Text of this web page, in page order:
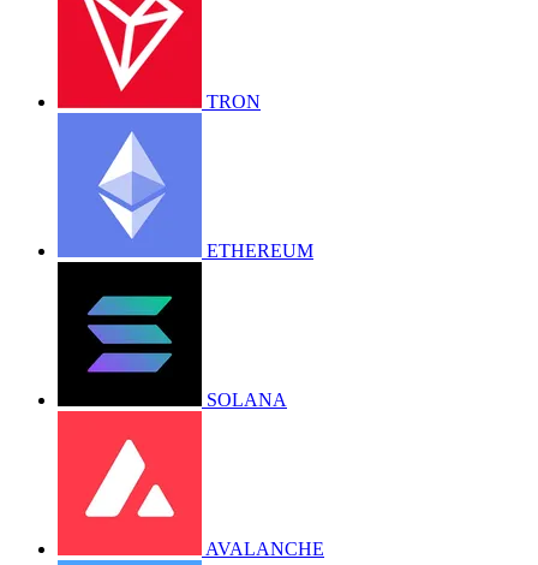
TRON
ETHEREUM
SOLANA
AVALANCHE